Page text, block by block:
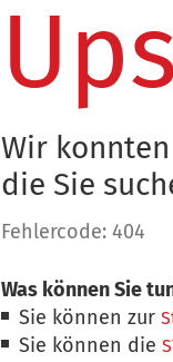
Wir
die Sie
Fehlercode: 404
Was können Sie
Sie können zur
Sie können die